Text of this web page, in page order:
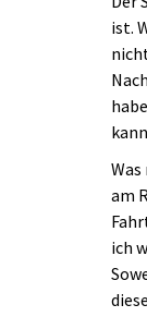
ist.
am
ich